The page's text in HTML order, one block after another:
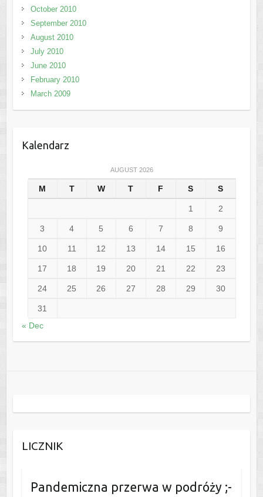
October 2010
September 2010
August 2010
July 2010
June 2010
February 2010
March 2009
Kalendarz
AUGUST 2026
M T W T F S S
1 2
3 4 5 6 7 8 9
10 11 12 13 14 15 16
17 18 19 20 21 22 23
24 25 26 27 28 29 30
31
« Dec
LICZNIK
Pandemiczna przerwa w podróży ;-